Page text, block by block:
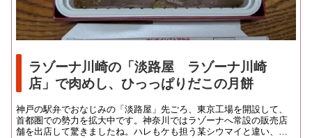
ラゾーナ川崎の「淡路屋 ラゾーナ川崎
店」で肉めし、ひっっぱりだこの月餅
神戸の駅弁でおなじみの「淡路屋」先ごろ、東京工場を開設して、
首都圏での勢力を拡大中です。神奈川ではラゾーナへ常設の販売店
舗を出店して驚きましたね。ハレもケも担う某シウマイと違い、旅